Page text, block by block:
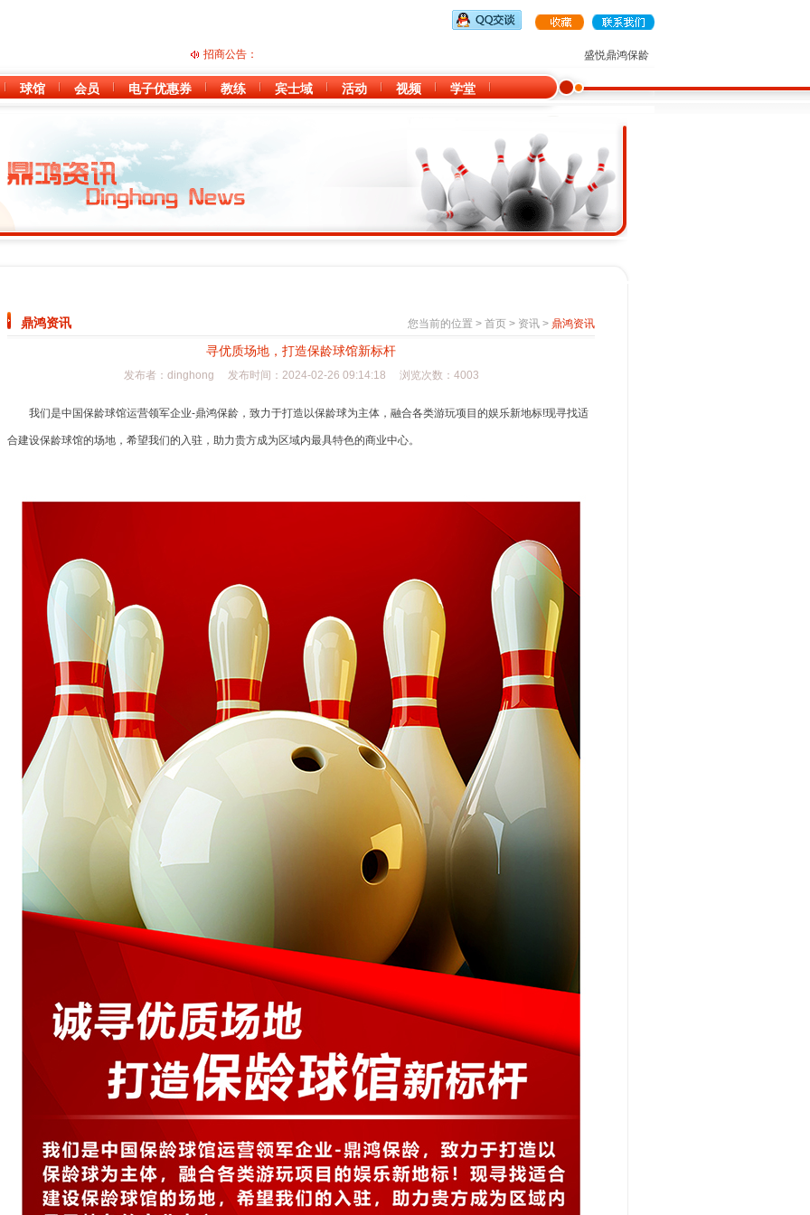
招商公告： 盛悦鼎鸿保龄球俱乐部诚招全国各地大型购物
球馆 会员 电子优惠券 教练 宾士域 活动 视频 学堂
鼎鸿资讯 您当前的位置 > 首页 > 资讯 > 鼎鸿资讯
寻优质场地，打造保龄球馆新标杆
发布者：dinghong 发布时间：2024-02-26 09:14:18 浏览次数：4003
我们是中国保龄球馆运营领军企业-鼎鸿保龄，致力于打造以保龄球为主体，融合各类游玩项目的娱乐新地标!现寻找适
合建设保龄球馆的场地，希望我们的入驻，助力贵方成为区域内最具特色的商业中心。